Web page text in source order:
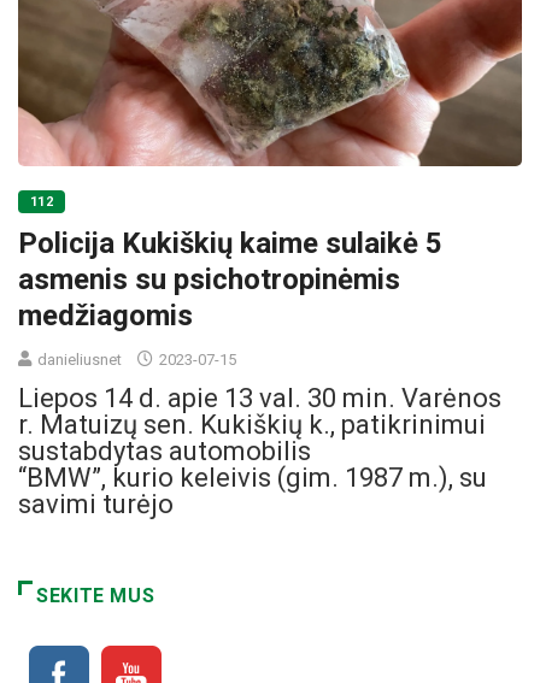
112
Policija Kukiškių kaime sulaikė 5
asmenis su psichotropinėmis
medžiagomis
danieliusnet 2023-07-15
Liepos 14 d. apie 13 val. 30 min. Varėnos
r. Matuizų sen. Kukiškių k., patikrinimui
sustabdytas automobilis
“BMW”, kurio keleivis (gim. 1987 m.), su
savimi turėjo
SEKITE MUS